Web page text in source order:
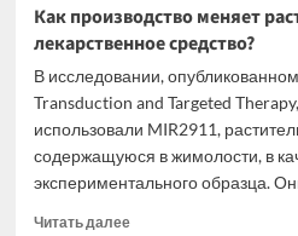
Как производство меняет
лекарственное средство?
В исследовании,
Transduction and Targeted
использовали MIR2911,
содержащуюся в жимолости, в
экспериментального образца.
Читать далееПрочитать